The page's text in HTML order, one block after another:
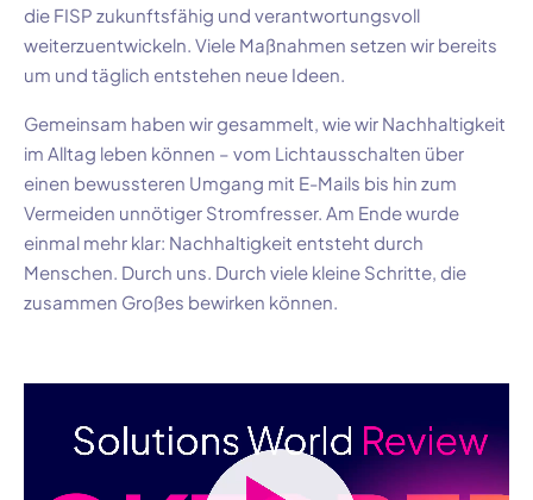
die FISP zukunftsfähig und verantwortungsvoll
weiterzuentwickeln. Viele Maßnahmen setzen wir bereits
um und täglich entstehen neue Ideen.
Gemeinsam haben wir gesammelt, wie wir Nachhaltigkeit
im Alltag leben können – vom Lichtausschalten über
einen bewussteren Umgang mit E-Mails bis hin zum
Vermeiden unnötiger Stromfresser. Am Ende wurde
einmal mehr klar: Nachhaltigkeit entsteht durch
Menschen. Durch uns. Durch viele kleine Schritte, die
zusammen Großes bewirken können.